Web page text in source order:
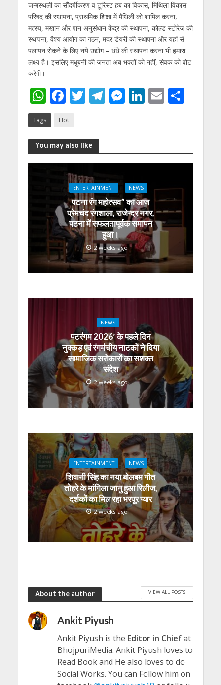
जन्‍मस्‍थली का सौंदर्यीकरण व टूरिस्‍ट हब का विकास, मिथिला विकास
परिषद की स्‍थापना, प्राथमिक शिक्षा में मैथिली को शामिल करना,
मत्‍स्‍य, मखान और पान अनुसंधान केंद्र की स्‍थापना, कोल्‍ड स्‍टोरेज की
स्‍थापना, वैश्‍य आयोग का गठन, मदर डेयरी की स्‍थापना और यहां से
पलायन रोकने के लिए नये उद्योग – धंधे की स्‍थापना करना भी हमारा
लक्ष्‍य है। इसलिए मधुबनी की जनता अब भक्‍तों को नहीं, सेवक को वोट
करेगी।
W
h
at
s
A
F
e
b
o
o
k
T
er
T
a
M
n
er
Li
dI
E S
Tags Hot
You may also like
ENTERTAINMENT NEWS
पटना रंग महोत्सव” का आज
प्रेमचंद रंगशाला, राजेन्द्र नगर,
पटना में सफलतापूर्वक समापन
हुआ।
2 weeks ago
NEWS
पटरंगम 2026′ के पहले दिन
नुक्कड़ एवं रंगमंचीय नाटकों ने दिया
सामाजिक सरोकारों का सशक्त
संदेश
2 weeks ago
ENTERTAINMENT NEWS
शिवानी सिंह का नया बोलबम गीत
तोहरे के मांगिला जानु हुआ रिलीज,
दर्शकों का मिल रहा भरपूर प्यार
2 weeks ago
About the author VIEW ALL POSTS
Ankit Piyush
Ankit Piyush is the Editor in Chiefat
BhojpuriMedia. Ankit Piyush loves to
Read Book and He also loves to do
Social Works. You can Follow him on